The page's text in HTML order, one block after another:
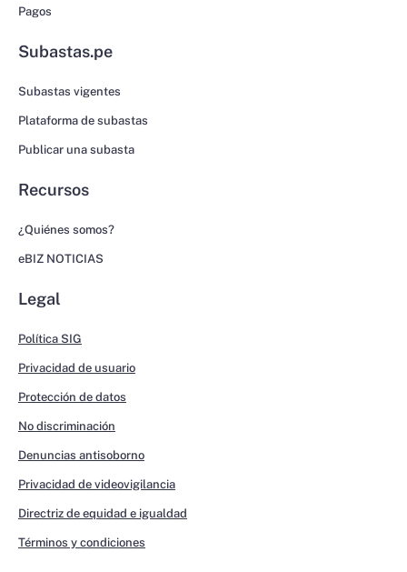
Pagos
Subastas.pe
Subastas vigentes
Plataforma de subastas
Publicar una subasta
Recursos
¿Quiénes somos?
eBIZ NOTICIAS
Legal
Política SIG
Privacidad de usuario
Protección de datos
No discriminación
Denuncias antisoborno
Privacidad de videovigilancia
Directriz de equidad e igualdad
Términos y condiciones